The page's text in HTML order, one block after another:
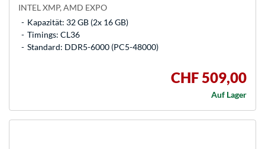
INTEL XMP, AMD EXPO
Kapazität: 32 GB (2x 16 GB)
Timings: CL36
Standard: DDR5-6000 (PC5-48000)
CHF 509,00
Auf Lager